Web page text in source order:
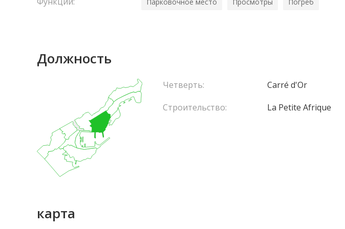
Должность
Четверть:
Carré d'Or
Строительство:
La Petite Afrique
карта